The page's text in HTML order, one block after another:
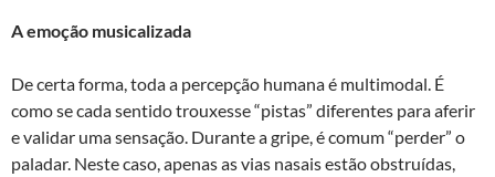
A emoção musicalizada
De certa forma, toda a percepção humana é multimodal. É
como se cada sentido trouxesse “pistas” diferentes para aferir
e validar uma sensação. Durante a gripe, é comum “perder” o
paladar. Neste caso, apenas as vias nasais estão obstruídas,